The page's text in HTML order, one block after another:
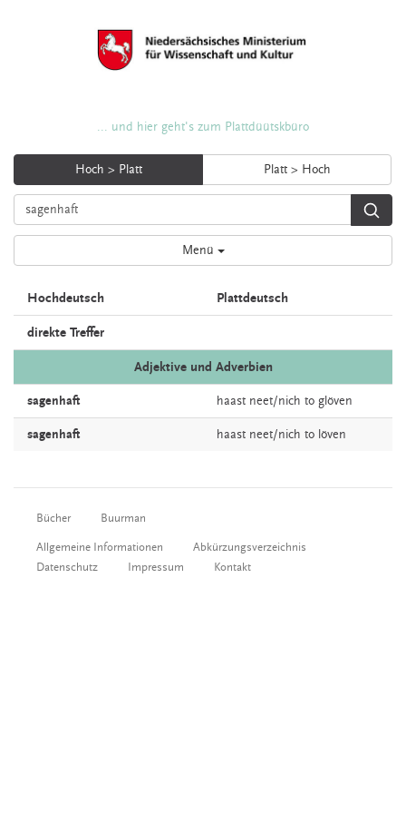
... und hier geht's zum Plattdüütskbüro
Hoch > Platt Platt > Hoch
Menü
Hochdeutsch Plattdeutsch
direkte Treffer
Adjektive und Adverbien
sagenhaft haast neet/nich to glöven
sagenhaft haast neet/nich to löven
Bücher Buurman
Allgemeine Informationen
Abkürzungsverzeichnis
Datenschutz
Impressum Kontakt